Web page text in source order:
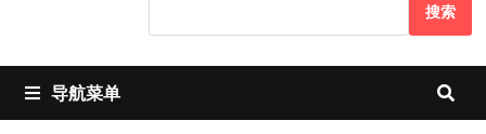
搜索
导航菜单